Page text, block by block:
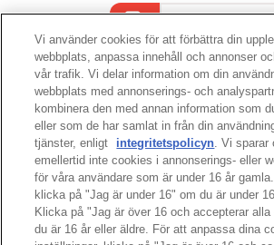
Vi använder cookies för att förbättra din
webbplats, anpassa innehåll och annonser
vår trafik. Vi delar information om din
webbplats med annonserings- och
kombinera den med annan information som
eller som de har samlat in från din
tjänster, enligt
integritetspolicyn. Vi sparar
emellertid inte cookies i annonserings- eller
för våra användare som är under 16 år
klicka på "Jag är under 16" om du är under
Klicka på "Jag är över 16 och accepterar
du är 16 år eller äldre. För att anpassa dina